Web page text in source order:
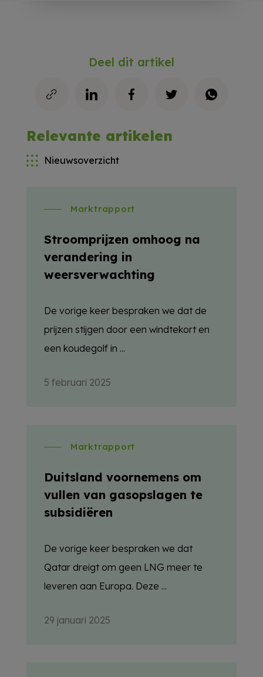
Deel dit artikel
Relevante artikelen
Nieuwsoverzicht
Marktrapport
Stroomprijzen omhoog na
verandering in
weersverwachting
De vorige keer bespraken we dat de
prijzen stijgen door een windtekort en
een koudegolf in ...
5 februari 2025
Marktrapport
Duitsland voornemens om
vullen van gasopslagen te
subsidiëren
De vorige keer bespraken we dat
Qatar dreigt om geen LNG meer te
leveren aan Europa. Deze ...
29 januari 2025